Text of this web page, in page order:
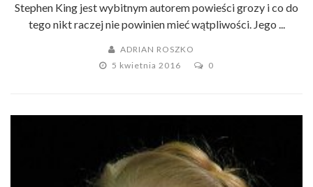
Stephen King jest wybitnym autorem powieści grozy i co do
tego nikt raczej nie powinien mieć wątpliwości. Jego ...
ADRIAN ROSZKO
5 kwietnia 2016
0